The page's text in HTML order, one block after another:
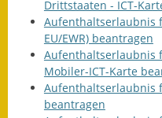
Drittstaaten - ICT-
Aufenthaltserlaubnis
EU/EWR) beantragen
Aufenthaltserlaubnis
Mobiler-ICT-Karte
Aufenthaltserlaubnis
beantragen